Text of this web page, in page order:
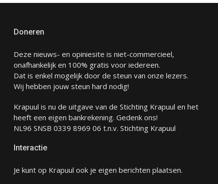
Doneren
Deze nieuws- en opiniesite is niet-commercieel,
onafhankelijk en 100% gratis voor iedereen.
Dat is enkel mogelijk door de steun van onze lezers.
Wij hebben jouw steun hard nodig!
Krapuul is nu de uitgave van de Stichting Krapuul en het
heeft een eigen bankrekening. Gedenk ons!
NL96 SNSB 0339 8969 06 t.n.v. Stichting Krapuul
Interactie
Je kunt op Krapuul ook je eigen berichten plaatsen.